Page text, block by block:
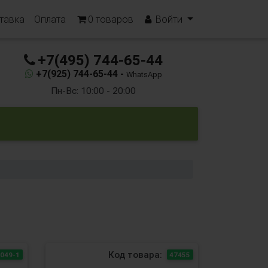
Оплата 0 товаров Войти
+7(495) 744-65-44
+7(925) 744-65-44 - WhatsApp
Пн-Вс: 10:00 - 20:00
1 Код товара: 47455